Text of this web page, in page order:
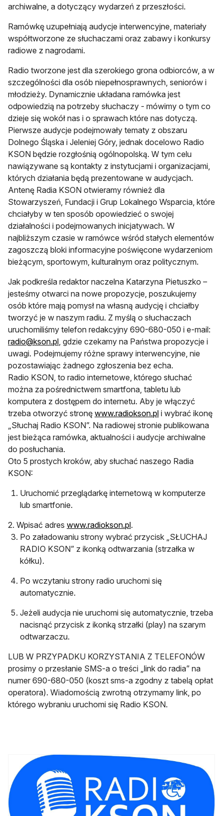
archiwalne, a dotyczący wydarzeń z przeszłości.
Ramówkę uzupełniają audycje interwencyjne, materiały
współtworzone ze słuchaczami oraz zabawy i konkursy
radiowe z nagrodami.
Radio tworzone jest dla szerokiego grona odbiorców, a w
szczególności dla osób niepełnosprawnych, seniorów i
młodzieży. Dynamicznie układana ramówka jest
odpowiedzią na potrzeby słuchaczy - mówimy o tym co
dzieje się wokół nas i o sprawach które nas dotyczą.
Pierwsze audycje podejmowały tematy z obszaru
Dolnego Śląska i Jeleniej Góry, jednak docelowo Radio
KSON będzie rozgłośnią ogólnopolską. W tym celu
nawiązywane są kontakty z instytucjami i organizacjami,
których działania będą prezentowane w audycjach.
Antenę Radia KSON otwieramy również dla
Stowarzyszeń, Fundacji i Grup Lokalnego Wsparcia, które
chciałyby w ten sposób opowiedzieć o swojej
działalności i podejmowanych inicjatywach. W
najbliższym czasie w ramówce wśród stałych elementów
zagoszczą bloki informacyjne poświęcone wydarzeniom
bieżącym, sportowym, kulturalnym oraz politycznym.
Jak podkreśla redaktor naczelna Katarzyna Pietuszko –
jesteśmy otwarci na nowe propozycje, poszukujemy
osób które mają pomysł na własną audycję i chciałby
tworzyć je w naszym radiu. Z myślą o słuchaczach
uruchomiliśmy telefon redakcyjny 690-680-050 i e-mail:
radio@kson.pl , gdzie czekamy na Państwa propozycje i
uwagi. Podejmujemy różne sprawy interwencyjne, nie
pozostawiając żadnego zgłoszenia bez echa.
Radio KSON, to radio internetowe, którego słuchać
można za pośrednictwem smartfona, tabletu lub
komputera z dostępem do internetu. Aby je włączyć
trzeba otworzyć stronę www.radiokson.pl i wybrać ikonę
„Słuchaj Radio KSON”. Na radiowej stronie publikowana
jest bieżąca ramówka, aktualności i audycje archiwalne
do posłuchania.
Oto 5 prostych kroków, aby słuchać naszego Radia
KSON:
Uruchomić przeglądarkę internetową w komputerze
lub smartfonie.
2. Wpisać adres www.radiokson.pl.
Po załadowaniu strony wybrać przycisk „SŁUCHAJ
RADIO KSON” z ikonką odtwarzania (strzałka w
kółku).
Po wczytaniu strony radio uruchomi się
automatycznie.
Jeżeli audycja nie uruchomi się automatycznie, trzeba
nacisnąć przycisk z ikonką strzałki (play) na szarym
odtwarzaczu.
LUB W PRZYPADKU KORZYSTANIA Z TELEFONÓW
prosimy o przesłanie SMS-a o treści „link do radia” na
numer 690-680-050 (koszt sms-a zgodny z tabelą opłat
operatora). Wiadomością zwrotną otrzymamy link, po
którego wybraniu uruchomi się Radio KSON.